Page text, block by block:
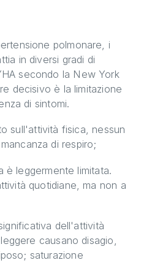
polmonare, i
in diversi gradi di
secondo la New York
decisivo è la limitazione
di sintomi.
sull'attività fisica, nessun
di respiro;
è leggermente limitata.
quotidiane, ma non a
dell'attività
causano disagio,
saturazione